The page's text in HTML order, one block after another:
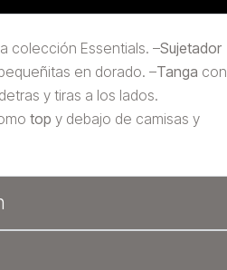
colección Essentials. –Sujetador
en dorado. –Tanga con
y tiras a los lados.
top y debajo de camisas y